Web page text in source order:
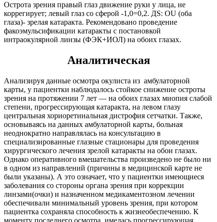
Острота зрения правый глаз движение руки у лица, не
коррегирует; левый глаз со сферой -1,0=0,2. ДS: ОU (оба
глаза)- зрелая катаракта. Рекомендовано проведение
факоэмульсификации катаракты с постановкой
интраокулярной линзы (ФЭК+ИОЛ) на обоих глазах.
Аналитическая
Анализируя данные осмотра окулиста из амбулаторной
карты, у пациентки наблюдалось стойкое снижение остроты
зрения на протяжении 7 лет — на обоих глазах миопия слабой
степени, прогрессирующая катаракта, на левом глазу
центральная хориоретинальная дистрофия сетчатки. Также,
основываясь на данных амбулаторной карты, больная
неоднократно направлялась на консультацию в
специализированные глазные стационары для проведения
хирургического лечения зрелой катаракты на обои глазах.
Однако оперативного вмешательства произведено не было ни
в одном из направлений (причины в медицинской карте не
были указаны). А это означает, что у пациентки имеющиеся
заболевания со стороны органа зрения при коррекции
линзами(очки) и назначенном медикаментозном лечении
обеспечивали минимальный уровень зрения, при котором
пациентка сохраняла способность к жизнеобеспечению. К